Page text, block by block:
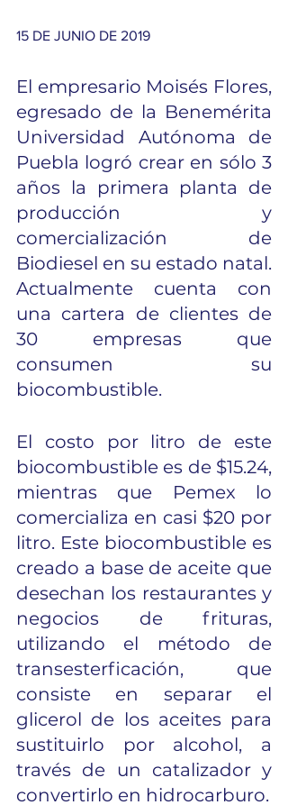
15 DE JUNIO DE 2019
El empresario Moisés Flores,
egresado de la Benemérita
Universidad Autónoma de
Puebla logró crear en sólo 3
años la primera planta de
producción y
comercialización de
Biodiesel en su estado natal.
Actualmente cuenta con
una cartera de clientes de
30 empresas que
consumen su
biocombustible.
El costo por litro de este
biocombustible es de $15.24,
mientras que Pemex lo
comercializa en casi $20 por
litro. Este biocombustible es
creado a base de aceite que
desechan los restaurantes y
negocios de frituras,
utilizando el método de
transesterficación, que
consiste en separar el
glicerol de los aceites para
sustituirlo por alcohol, a
través de un catalizador y